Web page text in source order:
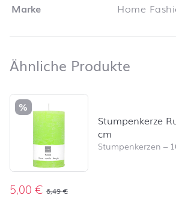
Marke
Home
Ähnliche Produkte
Produktliste überspringen und zum
%
Stumpenkerze
cm
Stumpenkerzen –
5,00€ 6,49€